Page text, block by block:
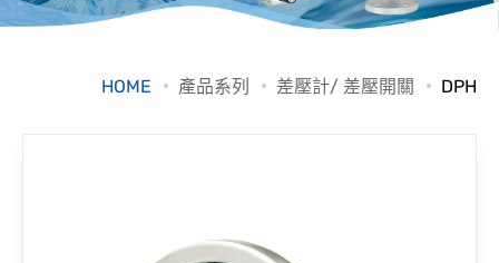
HOME 產品系列 差壓計/ 差壓開關 DPH